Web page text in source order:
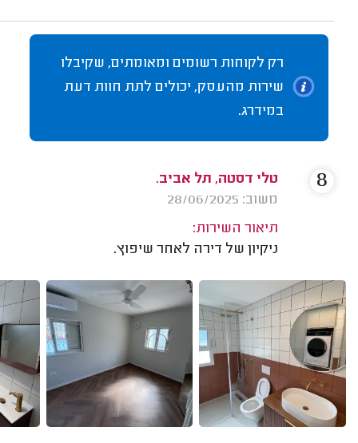
רק לקוחות רשומים ומאומתים, שקיבלו
שירות מהעסק, יכולים לתת חוות דעת
במידרג.
טלי דסטה, תל אביב.
משוב: 28/06/2025
תיאור השירות:
ניקיון של דירה לאחר שיפוץ.
8